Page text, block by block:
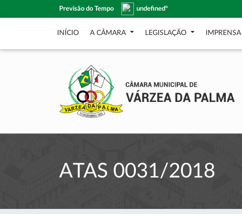
Previsão do Tempo undefinedº
INÍCIO A CÂMARA LEGISLAÇÃO IMPRENSA
ATAS 0031/2018